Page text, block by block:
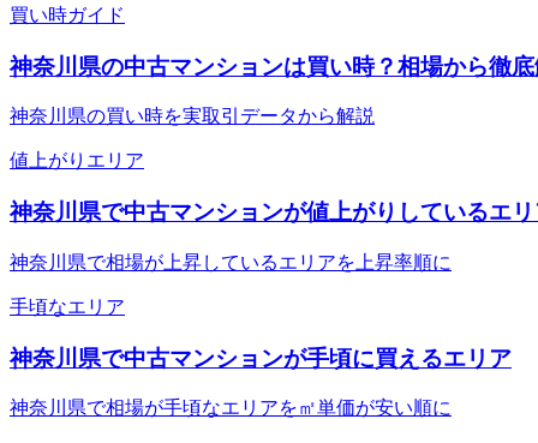
買い時ガイド
神奈川県の中古マンションは買い時？相場から徹
神奈川県の買い時を実取引データから解説
値上がりエリア
神奈川県で中古マンションが値上がりしているエ
神奈川県で相場が上昇しているエリアを上昇率順に
手頃なエリア
神奈川県で中古マンションが手頃に買えるエリア
神奈川県で相場が手頃なエリアを㎡単価が安い順に